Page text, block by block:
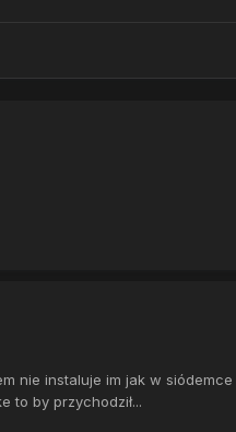
nie instaluje im jak w
to by przychodził...